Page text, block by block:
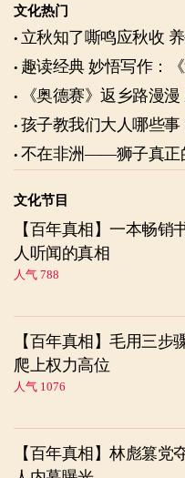
文化热门
立
趣读经典 妙悟写作：
《奥德赛》返乡路漫
孩子教我们大人哪些事
不在非洲——狮子真正
文化节目
【百年真相】一本畅销
人听闻的真相
人气 788
【百年真相】毛用三步
爬上权力高位
人气 1076
【百年真相】林彪篡党